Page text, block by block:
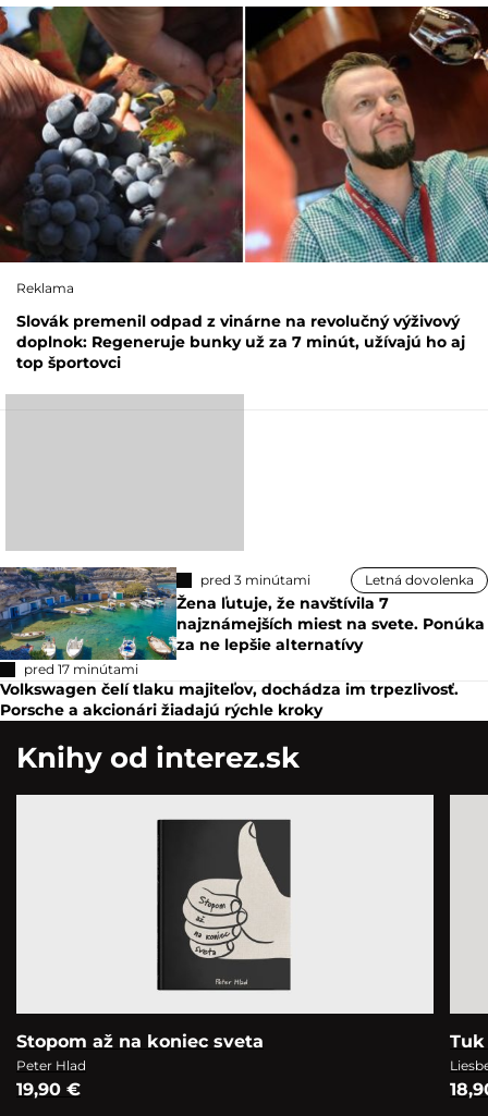
Reklama
Slovák premenil odpad z vinárne na revolučný výživový
doplnok: Regeneruje bunky už za 7 minút, užívajú ho aj
top športovci
pred 3 minútami Letná dovolenka
Žena ľutuje, že navštívila 7
najznámejších miest na svete. Ponúka
za ne lepšie alternatívy
pred 17 minútami
Volkswagen čelí tlaku majiteľov, dochádza im trpezlivosť.
Porsche a akcionári žiadajú rýchle kroky
Knihy od interez.sk
Stopom až na koniec sveta
Peter Hlad
19,90 €